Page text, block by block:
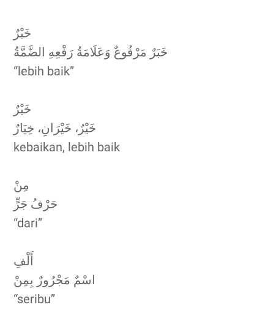
خَيْرٌ
خَبَرٌ مَرْفُوعٌ وَعَلَامَةُ رَفْعِهِ الضَّمَّةُ
“lebih baik”
خَيْرٌ
خَيْرٌ، خَيْرَانِ، خِيَارٌ
kebaikan, lebih baik
مِنْ
حَرْفُ جَرٍّ
“dari”
أَلْفِ
اسْمٌ مَجْرُورٌ بِمِنْ
“seribu”